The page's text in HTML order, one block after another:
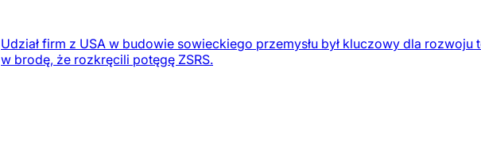
Udział firm z USA w budowie sowieckiego przemysłu był kluczowy dla
w brodę, że rozkręcili potęgę ZSRS.